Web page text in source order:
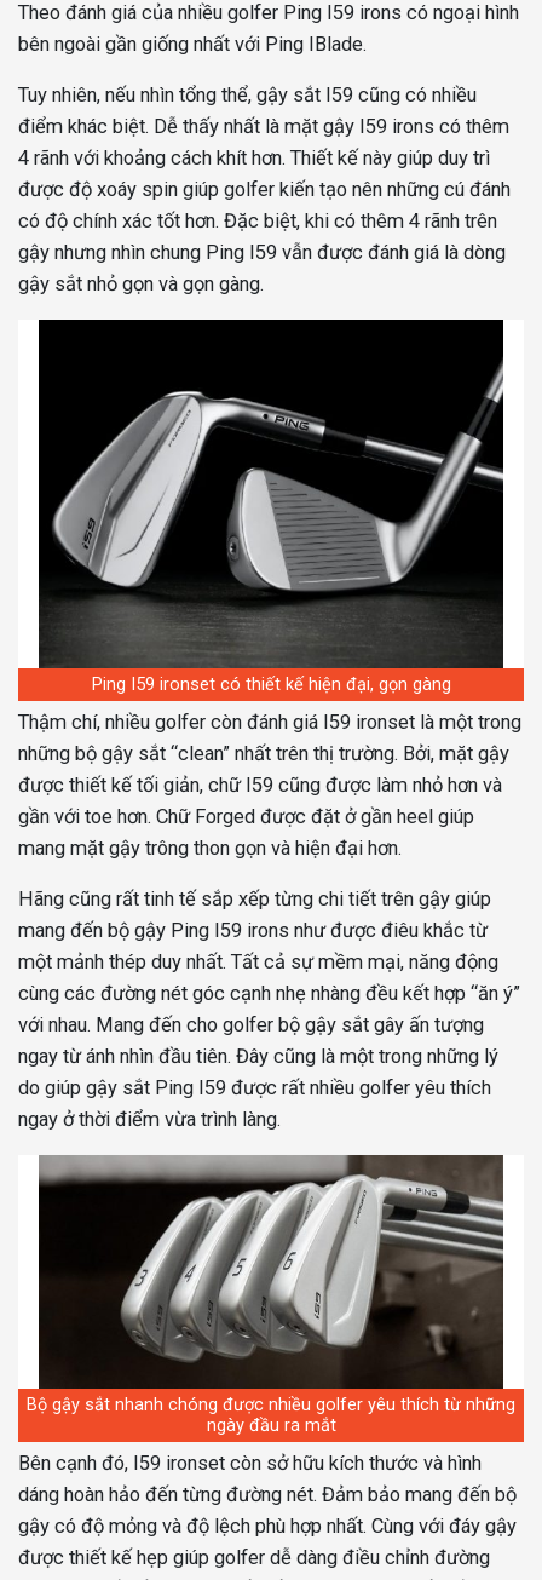
Theo đánh giá của nhiều golfer Ping I59 irons có ngoại hình
bên ngoài gần giống nhất với Ping IBlade.
Tuy nhiên, nếu nhìn tổng thể, gậy sắt I59 cũng có nhiều
điểm khác biệt. Dễ thấy nhất là mặt gậy I59 irons có thêm
4 rãnh với khoảng cách khít hơn. Thiết kế này giúp duy trì
được độ xoáy spin giúp golfer kiến tạo nên những cú đánh
có độ chính xác tốt hơn. Đặc biệt, khi có thêm 4 rãnh trên
gậy nhưng nhìn chung Ping I59 vẫn được đánh giá là dòng
gậy sắt nhỏ gọn và gọn gàng.
Ping I59 ironset có thiết kế hiện đại, gọn gàng
Thậm chí, nhiều golfer còn đánh giá I59 ironset là một trong
những bộ gậy sắt “clean” nhất trên thị trường. Bởi, mặt gậy
được thiết kế tối giản, chữ I59 cũng được làm nhỏ hơn và
gần với toe hơn. Chữ Forged được đặt ở gần heel giúp
mang mặt gậy trông thon gọn và hiện đại hơn.
Hãng cũng rất tinh tế sắp xếp từng chi tiết trên gậy giúp
mang đến bộ gậy Ping I59 irons như được điêu khắc từ
một mảnh thép duy nhất. Tất cả sự mềm mại, năng động
cùng các đường nét góc cạnh nhẹ nhàng đều kết hợp “ăn ý”
với nhau. Mang đến cho golfer bộ gậy sắt gây ấn tượng
ngay từ ánh nhìn đầu tiên. Đây cũng là một trong những lý
do giúp gậy sắt Ping I59 được rất nhiều golfer yêu thích
ngay ở thời điểm vừa trình làng.
Bộ gậy sắt nhanh chóng được nhiều golfer yêu thích từ những
ngày đầu ra mắt
Bên cạnh đó, I59 ironset còn sở hữu kích thước và hình
dáng hoàn hảo đến từng đường nét. Đảm bảo mang đến bộ
gậy có độ mỏng và độ lệch phù hợp nhất. Cùng với đáy gậy
được thiết kế hẹp giúp golfer dễ dàng điều chỉnh đường